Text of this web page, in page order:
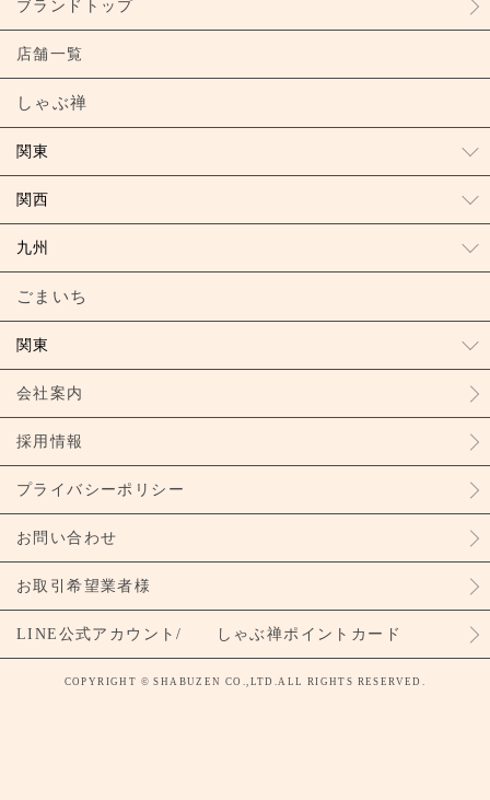
ブランドトップ
店舗一覧
しゃぶ禅
関東
関西
九州
ごまいち
関東
会社案内
採用情報
プライバシーポリシー
お問い合わせ
お取引希望業者様
LINE公式アカウント/ しゃぶ禅ポイントカード
COPYRIGHT © SHABUZEN CO.,LTD.ALL RIGHTS RESERVED.